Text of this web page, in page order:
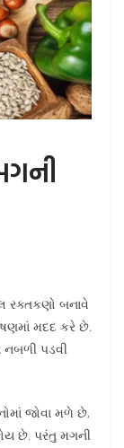
રક્તકણો બનાવે
મદદ કરે છે.
નબળી પડવી
જોવા મળે છે,
છે. પરંતુ મગની